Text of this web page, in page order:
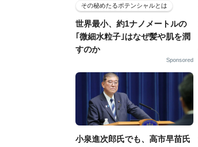
その秘めたるポテンシャルとは
世界最小、約1ナノメートルの
｢微細水粒子｣はなぜ髪や肌を潤
すのか
Sponsored
小泉進次郎氏でも、高市早苗氏